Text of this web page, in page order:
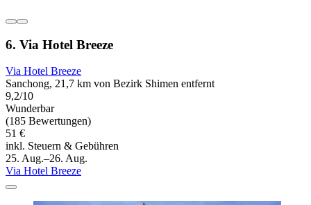
6. Via Hotel Breeze
Via Hotel Breeze
Sanchong, 21,7 km von Bezirk Shimen entfernt
9,2/10
Wunderbar
(185 Bewertungen)
51 €
inkl. Steuern & Gebühren
25. Aug.–26. Aug.
Via Hotel Breeze